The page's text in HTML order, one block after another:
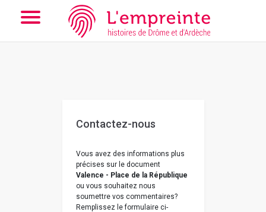
Array ( [slug] => nous-contacter [doc] => B263626101_CP1493 )
// Add the new slick-theme.css if you want the default styling
Contactez-nous
Vous avez des informations plus
précises sur le document
Valence - Place de la République
ou vous souhaitez nous
soumettre vos commentaires?
Remplissez le formulaire ci-